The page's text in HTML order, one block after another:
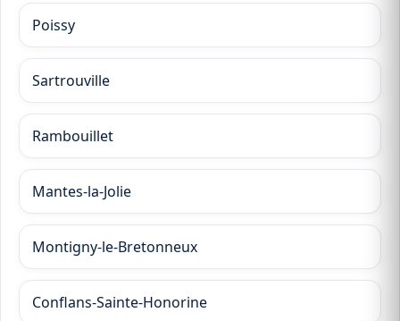
Poissy
Sartrouville
Rambouillet
Mantes-la-Jolie
Montigny-le-Bretonneux
Conflans-Sainte-Honorine